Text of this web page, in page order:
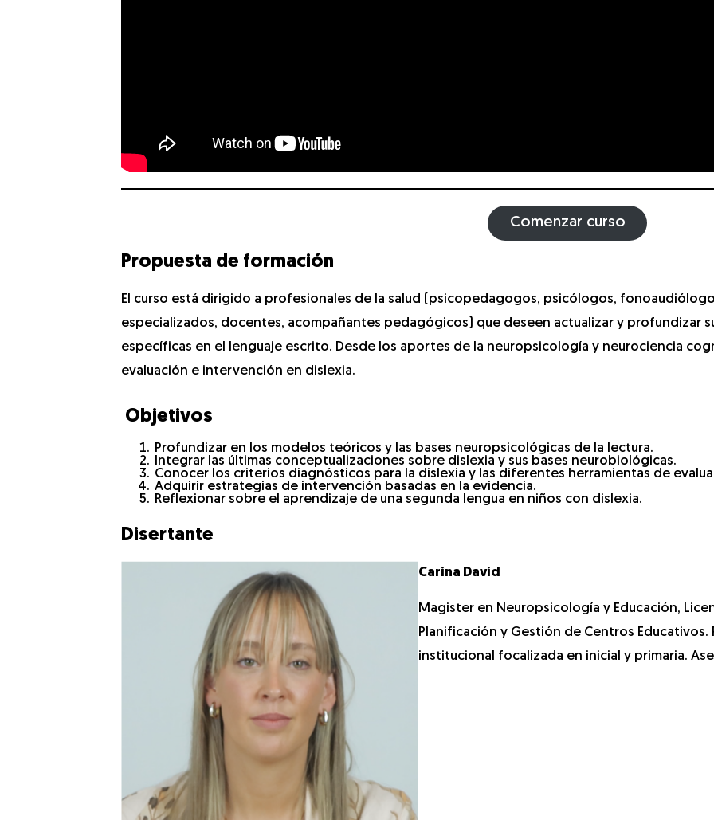
Comenzar curso
Propuesta de formación
El curso está dirigido a profesionales de la salud (psicopedagogos, psicólogos,
especializados, docentes, acompañantes pedagógicos) que deseen actualizar y profundizar
específicas en el lenguaje escrito. Desde los aportes de la neuropsicología y neurociencia
evaluación e intervención en dislexia.
Objetivos
Profundizar en los modelos teóricos y las bases neuropsicológicas de la lectura.
Integrar las últimas conceptualizaciones sobre dislexia y sus bases neurobiológicas.
Conocer los criterios diagnósticos para la dislexia y las diferentes herramientas de
Adquirir estrategias de intervención basadas en la evidencia.
Reflexionar sobre el aprendizaje de una segunda lengua en niños con dislexia.
Disertante
Carina David
Magister en Neuropsicología y Educación,
Planificación y Gestión de Centros
institucional focalizada en inicial y primaria.